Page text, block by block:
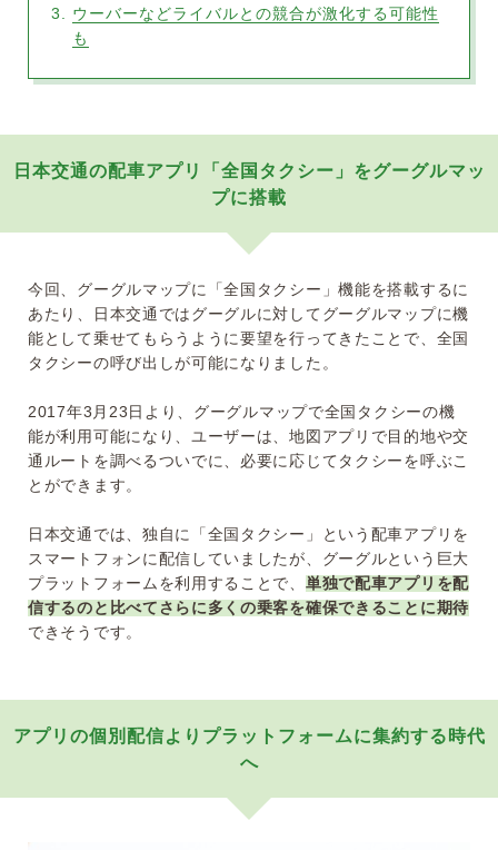
ウーバーなどライバルとの競合が激化する可能性
も
日本交通の配車アプリ「全国タクシー」をグーグルマッ
プに搭載
今回、グーグルマップに「全国タクシー」機能を搭載するに
あたり、日本交通ではグーグルに対してグーグルマップに機
能として乗せてもらうように要望を行ってきたことで、全国
タクシーの呼び出しが可能になりました。
2017年3月23日より、グーグルマップで全国タクシーの機
能が利用可能になり、ユーザーは、地図アプリで目的地や交
通ルートを調べるついでに、必要に応じてタクシーを呼ぶこ
とができます。
日本交通では、独自に「全国タクシー」という配車アプリを
スマートフォンに配信していましたが、グーグルという巨大
プラットフォームを利用することで、 単独で配車アプリを配
信するのと比べてさらに多くの乗客を確保できることに期待
できそうです。
アプリの個別配信よりプラットフォームに集約する時代
へ